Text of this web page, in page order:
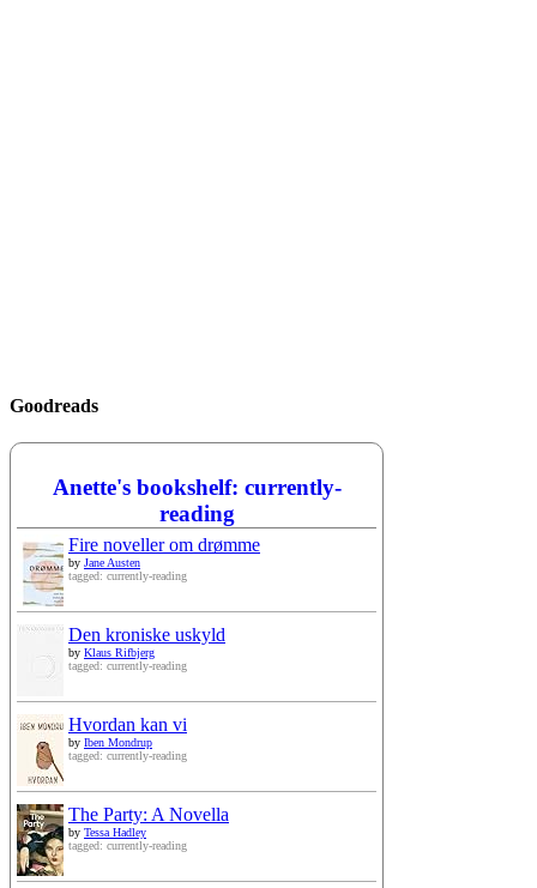
Goodreads
Anette's bookshelf: currently-
reading
Fire noveller om drømme
by Jane Austen
tagged: currently-reading
Den kroniske uskyld
by Klaus Rifbjerg
tagged: currently-reading
Hvordan kan vi
by Iben Mondrup
tagged: currently-reading
The Party: A Novella
by Tessa Hadley
tagged: currently-reading